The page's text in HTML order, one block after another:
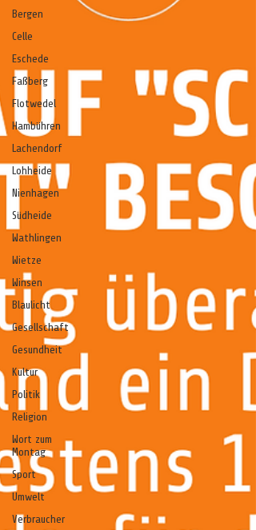
Bergen
Celle
Eschede
Faßberg
Flotwedel
Hambühren
Lachendorf
Lohheide
Nienhagen
Südheide
Wathlingen
Wietze
Winsen
Blaulicht
Gesellschaft
Gesundheit
Kultur
Politik
Religion
Wort zum
Montag
Sport
Umwelt
Verbraucher